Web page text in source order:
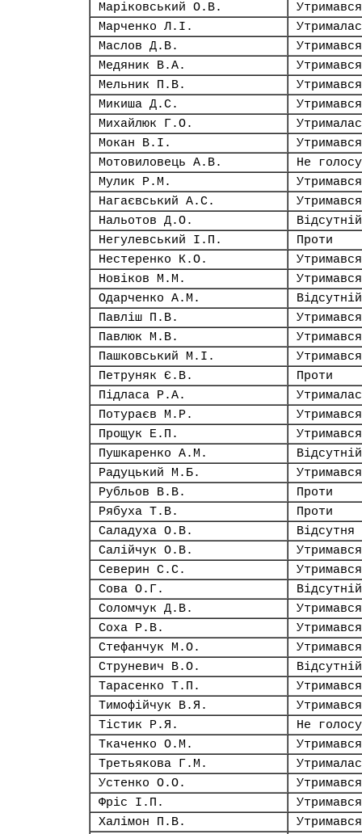
Маріковський О.В.
Утримався
Марченко Л.І.
Маслов Д.В.
Утримався
Медяник В.А.
Утримався
Мельник П.В.
Утримався
Микиша Д.С.
Утримався
Михайлюк Г.О.
Мокан В.І.
Утримався
Мотовиловець А.В.
Не
Мулик Р.М.
Утримався
Нагаєвський А.С.
Утримався
Нальотов Д.О.
Відсутній
Негулевський І.П.
Проти
Нестеренко К.О.
Утримався
Новіков М.М.
Утримався
Одарченко А.М.
Відсутній
Павліш П.В.
Утримався
Павлюк М.В.
Утримався
Пашковський М.І.
Утримався
Петруняк Є.В.
Проти
Підласа Р.А.
Потураєв М.Р.
Утримався
Прощук Е.П.
Утримався
Пушкаренко А.М.
Відсутній
Радуцький М.Б.
Утримався
Рубльов В.В.
Проти
Рябуха Т.В.
Проти
Саладуха О.В.
Відсутня
Салійчук О.В.
Утримався
Северин С.С.
Утримався
Сова О.Г.
Відсутній
Соломчук Д.В.
Утримався
Соха Р.В.
Утримався
Стефанчук М.О.
Утримався
Струневич В.О.
Відсутній
Тарасенко Т.П.
Утримався
Тимофійчук В.Я.
Утримався
Тістик Р.Я.
Не
Ткаченко О.М.
Утримався
Третьякова Г.М.
Устенко О.О.
Утримався
Фріс І.П.
Утримався
Халімон П.В.
Утримався